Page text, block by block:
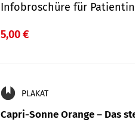
Infobroschüre für
5,00 €
PLAKAT
Capri-Sonne Orange – Das